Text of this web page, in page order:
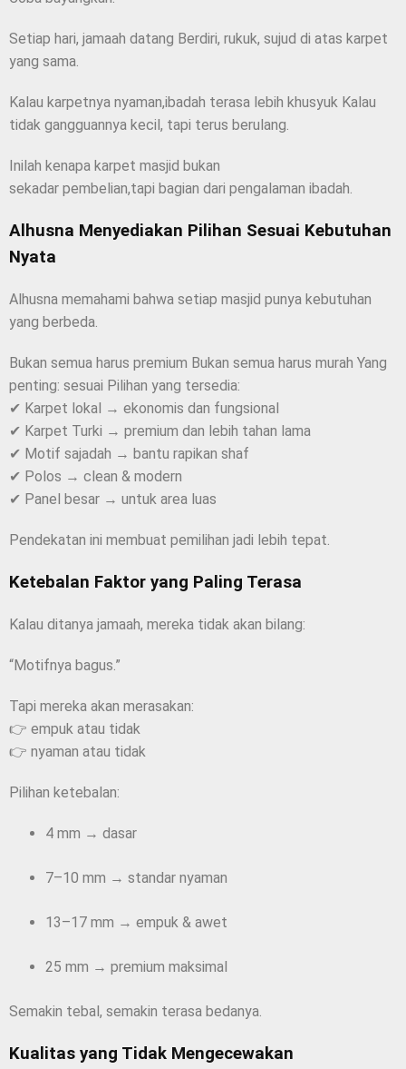
Setiap hari, jamaah datang Berdiri, rukuk, sujud di atas karpet
yang sama.
Kalau karpetnya nyaman,ibadah terasa lebih khusyuk Kalau
tidak gangguannya kecil, tapi terus berulang.
Inilah kenapa karpet masjid bukan
sekadar pembelian,tapi bagian dari pengalaman ibadah.
Alhusna Menyediakan Pilihan Sesuai Kebutuhan
Nyata
Alhusna memahami bahwa setiap masjid punya kebutuhan
yang berbeda.
Bukan semua harus premium Bukan semua harus murah Yang
penting: sesuai Pilihan yang tersedia:
✔ Karpet lokal → ekonomis dan fungsional
✔ Karpet Turki → premium dan lebih tahan lama
✔ Motif sajadah → bantu rapikan shaf
✔ Polos → clean & modern
✔ Panel besar → untuk area luas
Pendekatan ini membuat pemilihan jadi lebih tepat.
Ketebalan Faktor yang Paling Terasa
Kalau ditanya jamaah, mereka tidak akan bilang:
“Motifnya bagus.”
Tapi mereka akan merasakan:
👉 empuk atau tidak
👉 nyaman atau tidak
Pilihan ketebalan:
4 mm → dasar
7–10 mm → standar nyaman
13–17 mm → empuk & awet
25 mm → premium maksimal
Semakin tebal, semakin terasa bedanya.
Kualitas yang Tidak Mengecewakan